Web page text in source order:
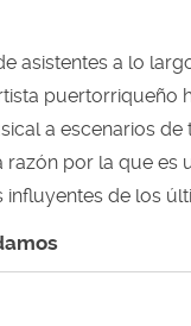
asistentes a lo
puertorriqueño
a escenarios
razón por la que es
influyentes de los